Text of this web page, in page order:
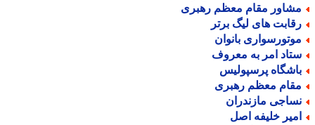
مقام معظم رهبری
های لیگ برتر
بانوان
امر به معروف
پرسپولیس
معظم رهبری
مازندران
خلیفه اصل